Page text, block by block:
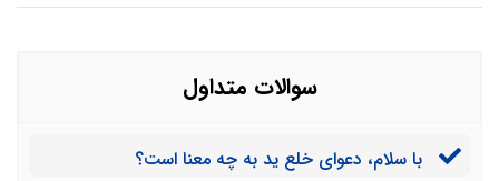
سوالات متداول
با سلام، دعوای خلع ید به چه معنا است؟